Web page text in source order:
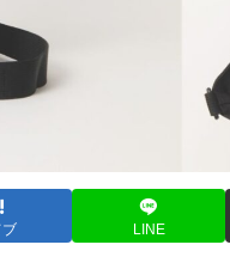
LINE